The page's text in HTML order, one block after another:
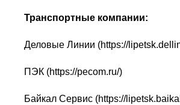
Транспортные компании:
Деловые Линии (https://
ПЭК (https://pecom.ru/)
Байкал Сервис (https://